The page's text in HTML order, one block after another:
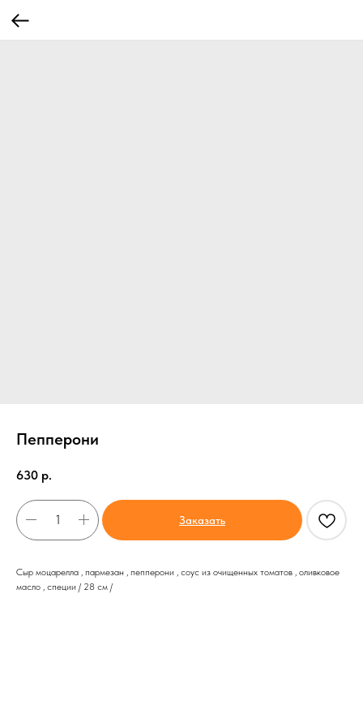
Пепперони
630 р.
Заказать
Сыр моцарелла , пармезан , пепперони , соус из очищенных томатов , оливковое
масло , специи / 28 см /